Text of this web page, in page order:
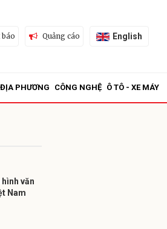
Quảng cáo English
PHƯƠNG CÔNG NGHỆ Ô TÔ - XE MÁY
văn
Nam